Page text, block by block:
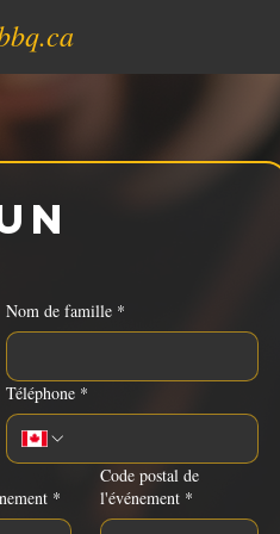
Nom de famille *
Téléphone *
*
Code postal de
l'événement *